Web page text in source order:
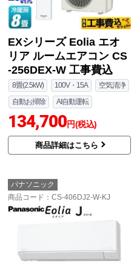
EXシリーズ Eolia エオ
リア ルームエアコン CS
-256DEX-W 工事費込
8畳(2.5kW) 100V・15A
空気清浄
自動お掃除
AI自動運転
134,700円(税込)
商品詳細はこちら
パナソニック
商品コード ：CS-406DJ2-W-KJ